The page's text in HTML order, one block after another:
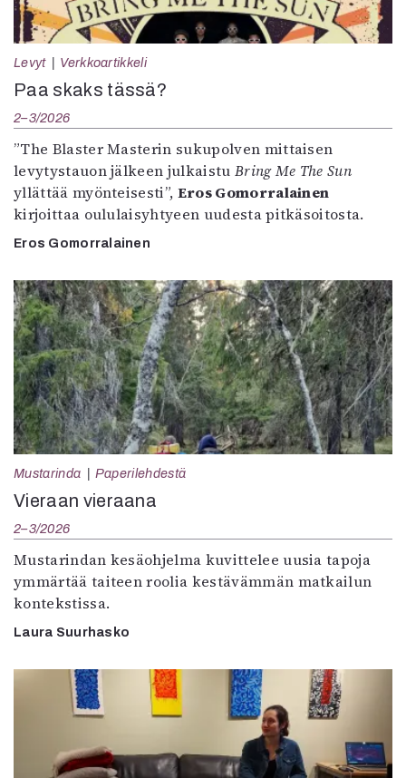
Levyt Verkkoartikkeli
Paa skaks tässä?
2–3/2026
”The Blaster Masterin sukupolven mittaisen
levytystauon jälkeen julkaistu Bring Me The Sun
yllättää myönteisesti”, Eros Gomorralainen
kirjoittaa oululaisyhtyeen uudesta pitkäsoitosta.
Eros Gomorralainen
Mustarinda Paperilehdestä
Vieraan vieraana
2–3/2026
Mustarindan kesäohjelma kuvittelee uusia tapoja
ymmärtää taiteen roolia kestävämmän matkailun
kontekstissa.
Laura Suurhasko